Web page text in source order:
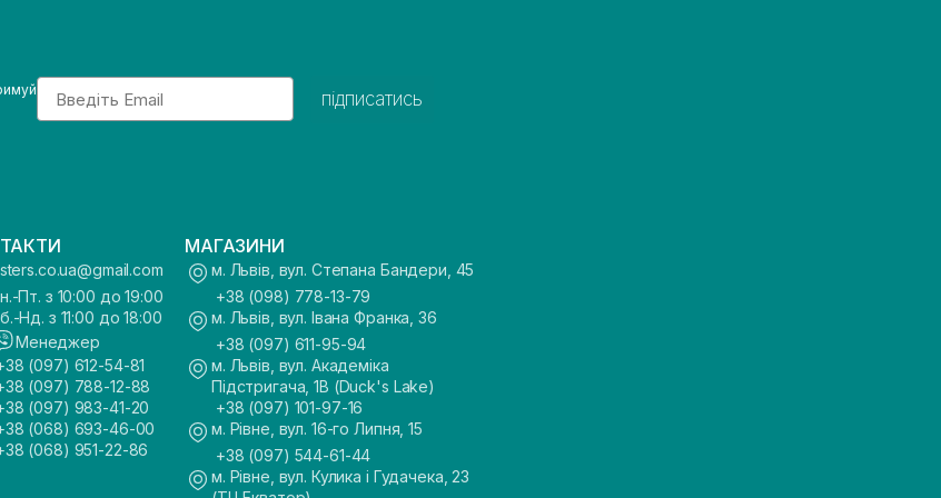
Email
підписатись
Пт. з 10:00 до 19:00
Нд. з 11:00 до 18:00
Менеджер
(097) 612-54-81
(097) 788-12-88
(097) 983-41-20
(068) 693-46-00
(068) 951-22-86
МАГАЗИНИ
м. Львів, вул. Степана Бандери, 45
+38 (098) 778-13-79
м. Львів, вул. Івана Франка, 36
+38 (097) 611-95-94
м. Львів, вул. Академіка
Підстригача, 1В (Duck's Lake)
+38 (097) 101-97-16
м. Рівне, вул. 16-го Липня, 15
+38 (097) 544-61-44
м. Рівне, вул. Кулика і Гудачека, 23